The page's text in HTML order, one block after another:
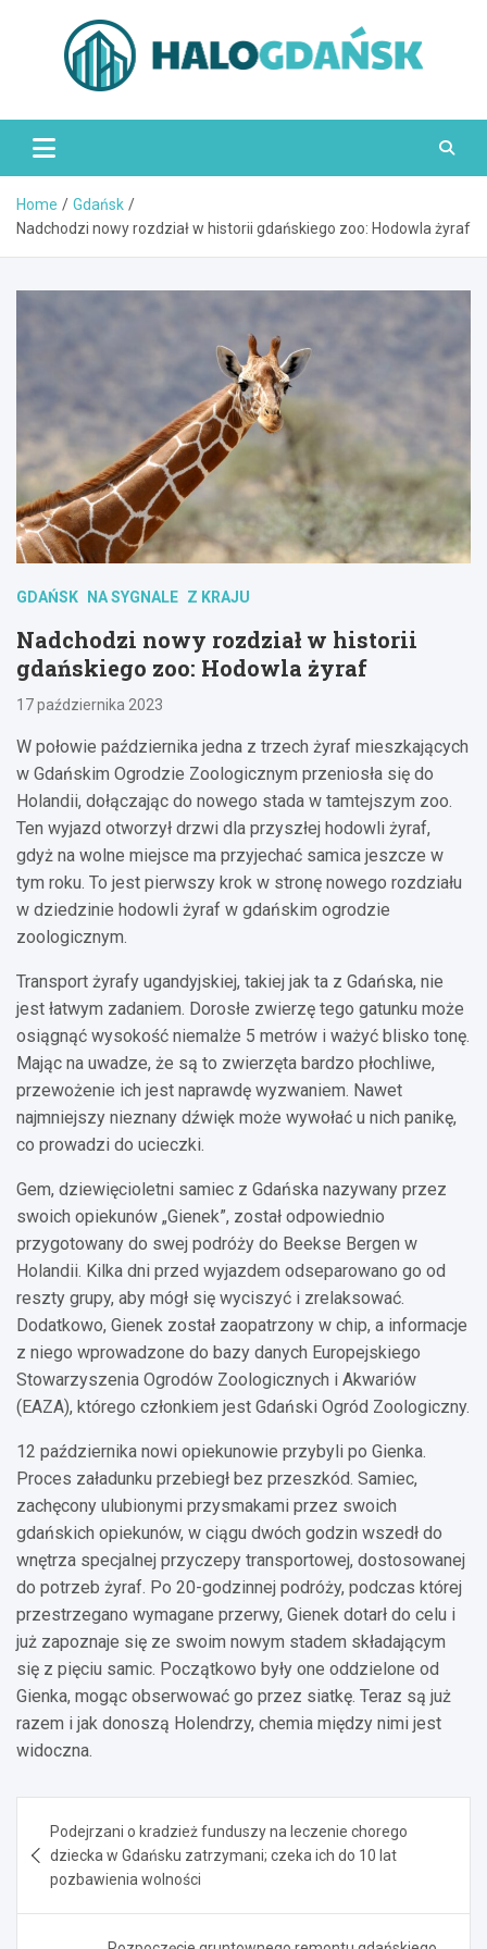
HaloGdańsk.pl
Home
Gdańsk
Nadchodzi nowy rozdział w historii gdańskiego zoo: Hodowla żyraf
GDAŃSK NA SYGNALE Z KRAJU
Nadchodzi nowy rozdział w historii
gdańskiego zoo: Hodowla żyraf
17 października 2023
W połowie października jedna z trzech żyraf mieszkających
w Gdańskim Ogrodzie Zoologicznym przeniosła się do
Holandii, dołączając do nowego stada w tamtejszym zoo.
Ten wyjazd otworzył drzwi dla przyszłej hodowli żyraf,
gdyż na wolne miejsce ma przyjechać samica jeszcze w
tym roku. To jest pierwszy krok w stronę nowego rozdziału
w dziedzinie hodowli żyraf w gdańskim ogrodzie
zoologicznym.
Transport żyrafy ugandyjskiej, takiej jak ta z Gdańska, nie
jest łatwym zadaniem. Dorosłe zwierzę tego gatunku może
osiągnąć wysokość niemalże 5 metrów i ważyć blisko tonę.
Mając na uwadze, że są to zwierzęta bardzo płochliwe,
przewożenie ich jest naprawdę wyzwaniem. Nawet
najmniejszy nieznany dźwięk może wywołać u nich panikę,
co prowadzi do ucieczki.
Gem, dziewięcioletni samiec z Gdańska nazywany przez
swoich opiekunów „Gienek”, został odpowiednio
przygotowany do swej podróży do Beekse Bergen w
Holandii. Kilka dni przed wyjazdem odseparowano go od
reszty grupy, aby mógł się wyciszyć i zrelaksować.
Dodatkowo, Gienek został zaopatrzony w chip, a informacje
z niego wprowadzone do bazy danych Europejskiego
Stowarzyszenia Ogrodów Zoologicznych i Akwariów
(EAZA), którego członkiem jest Gdański Ogród Zoologiczny.
12 października nowi opiekunowie przybyli po Gienka.
Proces załadunku przebiegł bez przeszkód. Samiec,
zachęcony ulubionymi przysmakami przez swoich
gdańskich opiekunów, w ciągu dwóch godzin wszedł do
wnętrza specjalnej przyczepy transportowej, dostosowanej
do potrzeb żyraf. Po 20-godzinnej podróży, podczas której
przestrzegano wymagane przerwy, Gienek dotarł do celu i
już zapoznaje się ze swoim nowym stadem składającym
się z pięciu samic. Początkowo były one oddzielone od
Gienka, mogąc obserwować go przez siatkę. Teraz są już
razem i jak donoszą Holendrzy, chemia między nimi jest
widoczna.
wpisu
Podejrzani o kradzież funduszy na leczenie chorego
dziecka w Gdańsku zatrzymani; czeka ich do 10 lat
pozbawienia wolności